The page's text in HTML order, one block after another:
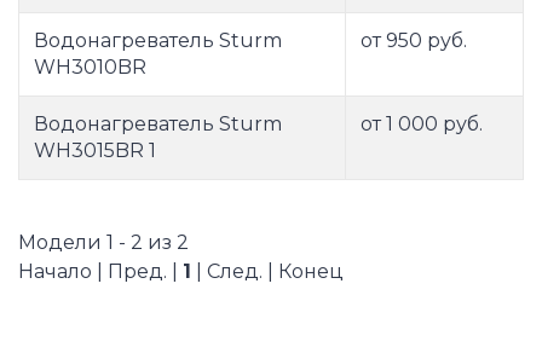
Водонагреватель Sturm
WH3010BR
от 950 руб.
Водонагреватель Sturm
WH3015BR 1
от 1 000 руб.
Модели 1 - 2 из 2
Начало | Пред. | 1 | След. | Конец